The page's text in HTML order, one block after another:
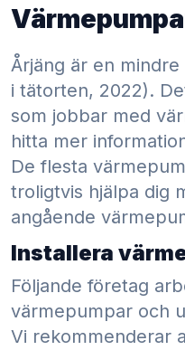
Årjäng är en
i tätorten, 2022).
som jobbar med
hitta mer
De flesta
troligtvis hjälpa dig
angående
Installera
Följande företag
värmepumpar och
Vi rekommenderar